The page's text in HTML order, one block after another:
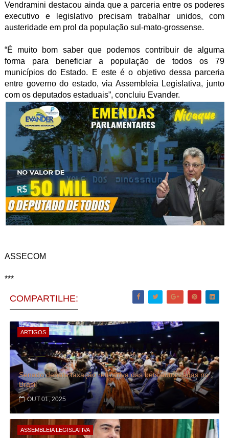
Vendramini destacou ainda que a parceria entre os poderes
executivo e legislativo precisam trabalhar unidos, com
austeridade em prol da população sul-mato-grossense.
“É muito bom saber que podemos contribuir de alguma
forma para beneficiar a população de todos os 79
municípios do Estado. E este é o objetivo dessa parceria
entre governo do estado, via Assembleia Legislativa, junto
com os deputados estaduais”, concluiu Evander.
ASSECOM
***
COMPARTILHE:
ARTIGOS
Senado debate taxação retroativa das bets autorizadas no
Brasil
OUT 01, 2025
ASSEMBLEIA LEGISLATIVA